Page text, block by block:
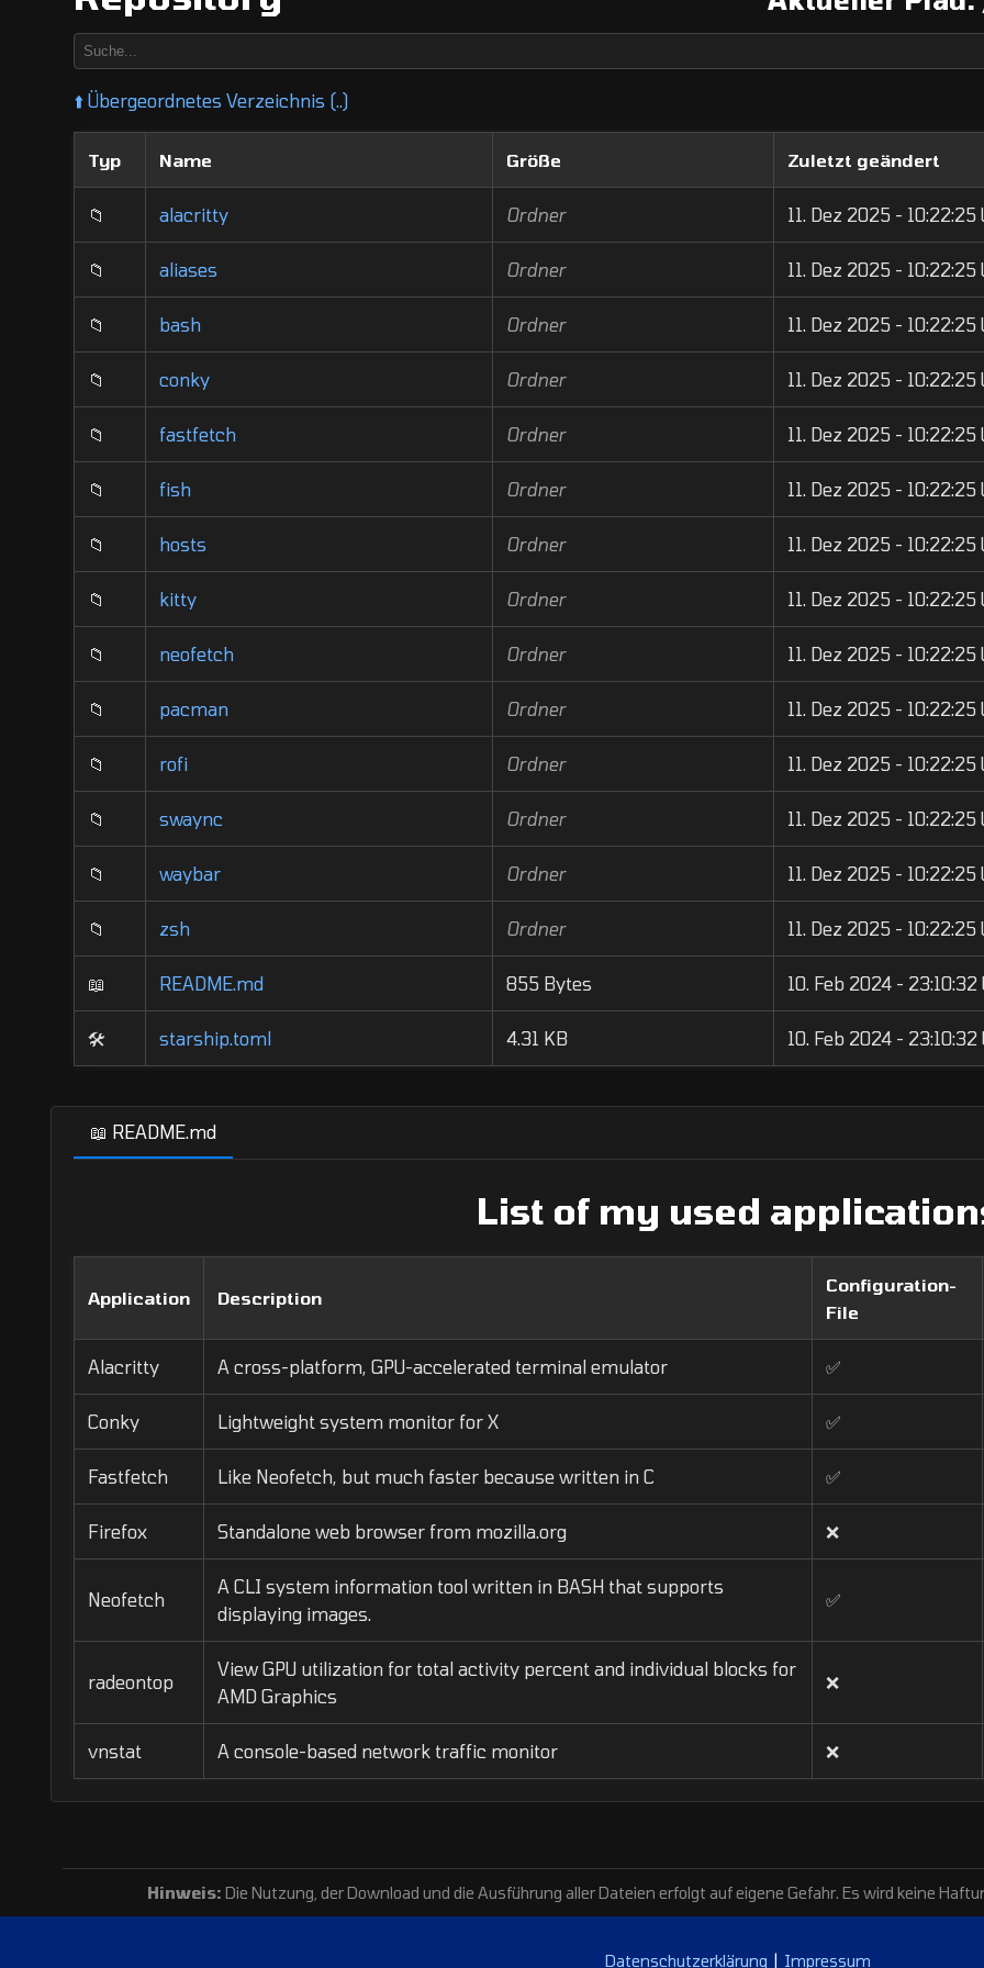
⬆️ Übergeordnetes Verzeichnis (..)
Typ Name Größe Zuletzt geändert
📁 alacritty Ordner 11. Dez 2025 - 10:22:25
📁 aliases Ordner 11. Dez 2025 - 10:22:25
📁 bash Ordner 11. Dez 2025 - 10:22:25
📁 conky Ordner 11. Dez 2025 - 10:22:25
📁 fastfetch Ordner 11. Dez 2025 - 10:22:25
📁 fish Ordner 11. Dez 2025 - 10:22:25
📁 hosts Ordner 11. Dez 2025 - 10:22:25
📁 kitty Ordner 11. Dez 2025 - 10:22:25
📁 neofetch Ordner 11. Dez 2025 - 10:22:25
📁 pacman Ordner 11. Dez 2025 - 10:22:25
📁 rofi Ordner 11. Dez 2025 - 10:22:25
📁 swaync Ordner 11. Dez 2025 - 10:22:25
📁 waybar Ordner 11. Dez 2025 - 10:22:25
📁 zsh Ordner 11. Dez 2025 - 10:22:25
📖 README.md 855 Bytes 10. Feb 2024 - 23:10:32
🛠️ starship.toml 4.31 KB 10. Feb 2024 - 23:10:32
📖 README.md
List of my used
Application Description
Configuration-
File
Alacritty A cross-platform, GPU-accelerated terminal emulator ✅
Conky Lightweight system monitor for X ✅
Fastfetch Like Neofetch, but much faster because written in C ✅
Firefox Standalone web browser from mozilla.org ❌
Neofetch
A CLI system information tool written in BASH that supports
displaying images.
✅
radeontop
View GPU utilization for total activity percent and individual blocks for
AMD Graphics
❌
vnstat A console-based network traffic monitor ❌
Hinweis: Die Nutzung, der Download und die Ausführung aller Dateien erfolgt auf eigene Gefahr. Es wird keine
Datenschutzerklärung Impressum